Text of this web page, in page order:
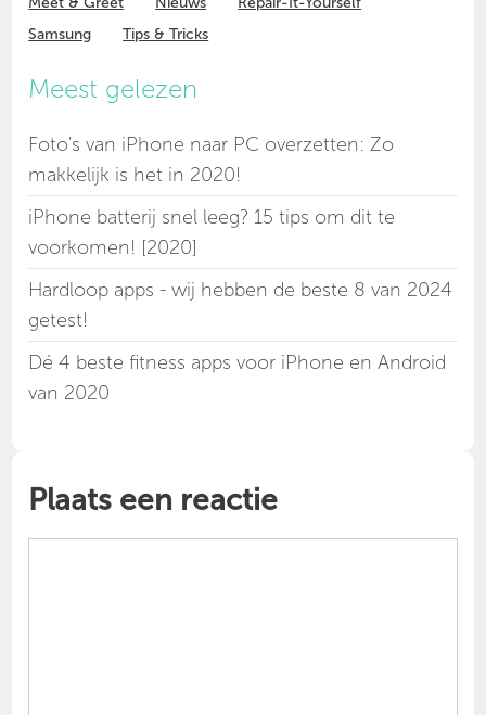
Samsung
Tips & Tricks
Meest gelezen
Foto's van iPhone naar PC overzetten: Zo
makkelijk is het in 2020!
iPhone batterij snel leeg? 15 tips om dit te
voorkomen! [2020]
Hardloop apps - wij hebben de beste 8 van 2024
getest!
Dé 4 beste fitness apps voor iPhone en Android
van 2020
Plaats een reactie